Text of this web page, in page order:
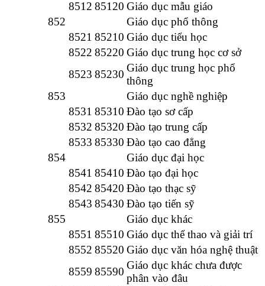
8512 85120 Giáo dục mẫu giáo
852
Giáo dục phổ thông
8521 85210 Giáo dục tiểu học
8522 85220 Giáo dục trung học cơ sở
8523 85230
Giáo dục trung học phổ
thông
853
Giáo dục nghề nghiệp
8531 85310 Đào tạo sơ cấp
8532 85320 Đào tạo trung cấp
8533 85330 Đào tạo cao đẳng
854
Giáo dục đại học
8541 85410 Đào tạo đại học
8542 85420 Đào tạo thạc sỹ
8543 85430 Đào tạo tiến sỹ
855
Giáo dục khác
8551 85510 Giáo dục thể thao và giải trí
8552 85520 Giáo dục văn hóa nghệ thuật
8559 85590
Giáo dục khác chưa được
phân vào đâu